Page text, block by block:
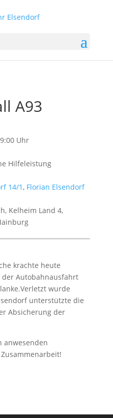
A93
Uhr
Hilfeleistung
14/1, Florian Elsendorf
Kelheim Land 4,
krachte heute
der Autobahnausfahrt
wurde
unterstützte die
Absicherung der
anwesenden